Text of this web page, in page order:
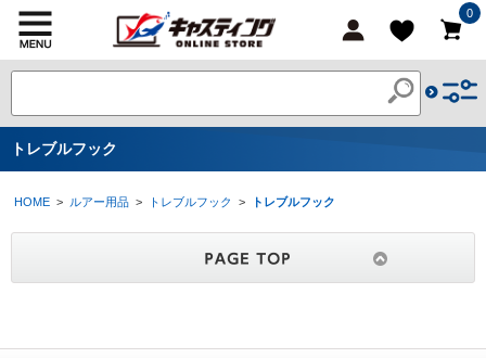
0
トレブルフック
HOME > ルアー用品 > トレブルフック > トレブルフック